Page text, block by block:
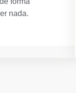
nada.